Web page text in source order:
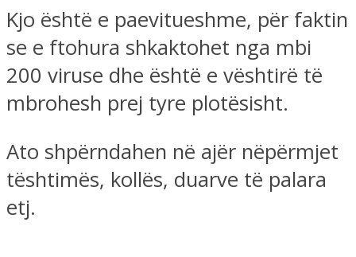
Kjo është e paevitueshme, për faktin
se e ftohura shkaktohet nga mbi
200 viruse dhe është e vështirë të
mbrohesh prej tyre plotësisht.
Ato shpërndahen në ajër nëpërmjet
tështimës, kollës, duarve të palara
etj.